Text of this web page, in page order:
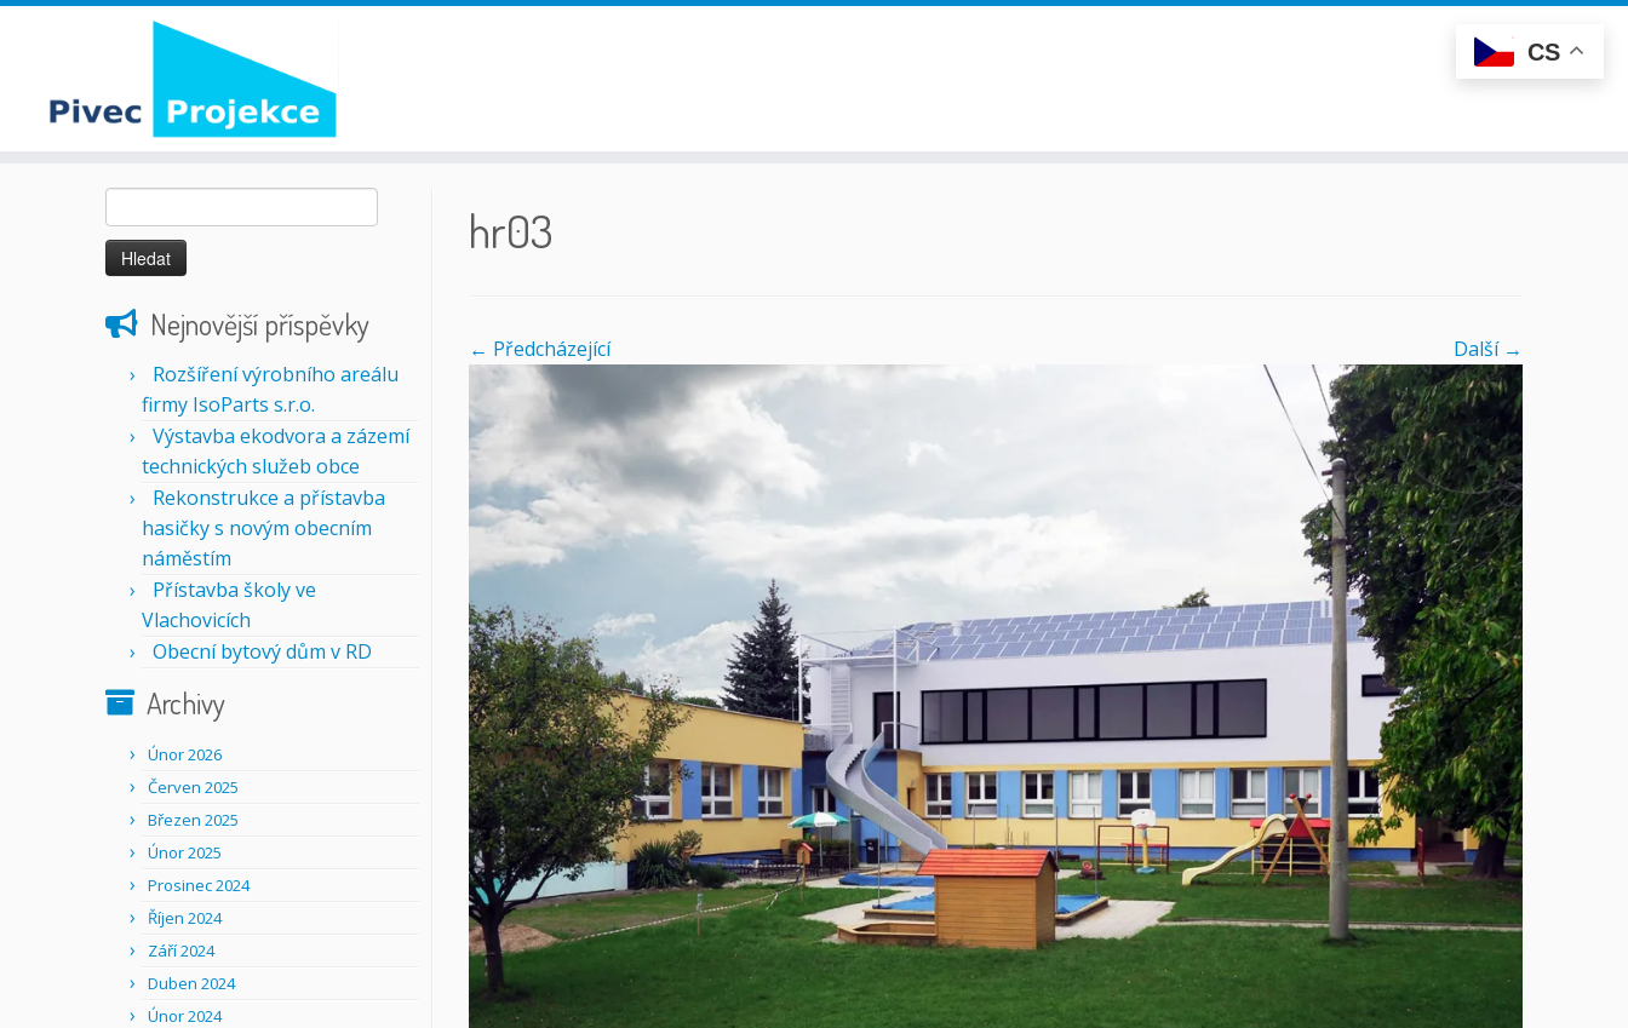
Vyhledávání
Nejnovější příspěvky
Rozšíření výrobního areálu
firmy IsoParts s.r.o.
Výstavba ekodvora a zázemí
technických služeb obce
Rekonstrukce a přístavba
hasičky s novým obecním
náměstím
Přístavba školy ve
Vlachovicích
Obecní bytový dům v RD
Archivy
Únor 2026
Červen 2025
Březen 2025
Únor 2025
Prosinec 2024
Říjen 2024
Září 2024
Duben 2024
Únor 2024
hr03
← Předcházející Další­ →
CS